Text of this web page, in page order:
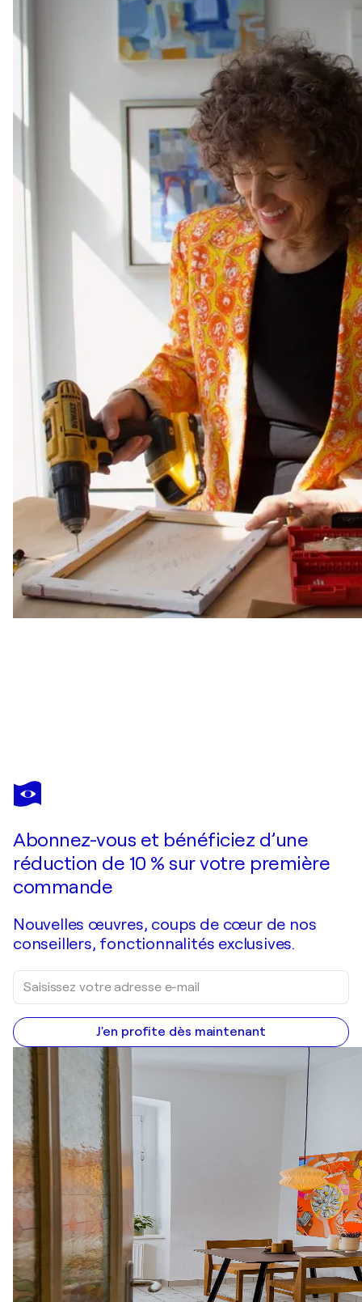
JAYE ALISON
Perchance
Abonnez-vous et bénéficiez d’une
réduction de 10 % sur votre première
commande
Nouvelles œuvres, coups de cœur de nos
conseillers, fonctionnalités exclusives.
J'en profite dès maintenant